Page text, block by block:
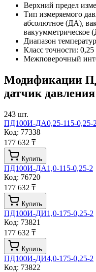
Верхний предел
Тип измеряемого
абсолютное (ДА),
вакуумметрическое
Диапазон
Класс точности: 0,25
Межповерочный
Модификации
датчик давления
243 шт.
ПД100И-ДА0,25-115-0,25-2
Код: 77338
177 632 ₸
Купить
ПД100И-ДА1,0-115-0,25-2
Код: 76720
177 632 ₸
Купить
ПД100И-ДИ1,0-175-0,25-2
Код: 73821
177 632 ₸
Купить
ПД100И-ДИ4,0-175-0,25-2
Код: 73822